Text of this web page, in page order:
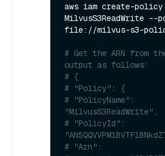
aws iam create-
MilvusS3ReadWrite --
file://milvus-s3-
# Get the ARN from the
output as follows:
# {
# "Policy": {
# "PolicyName":
"MilvusS3ReadWrite",
# "PolicyId":
# "Arn":